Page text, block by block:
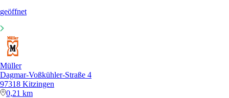
geöffnet
Müller
Dagmar-Voßkühler-Straße 4
97318 Kitzingen
0,21 km